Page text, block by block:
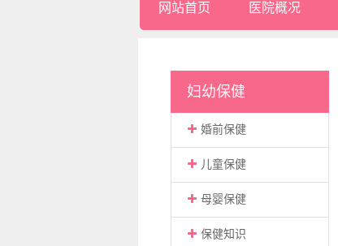
网站首页 医院概况
妇幼保健
婚前保健
儿童保健
母婴保健
保健知识